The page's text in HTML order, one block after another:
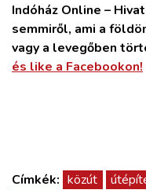
Indóház Online –
semmiről, ami a
vagy a levegőben
és like a Facebookon!
Címkék: közút